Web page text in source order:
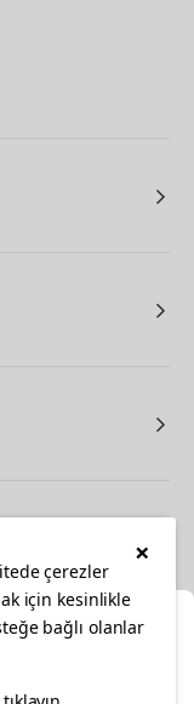
×
çerezler
için kesinlikle
bağlı olanlar